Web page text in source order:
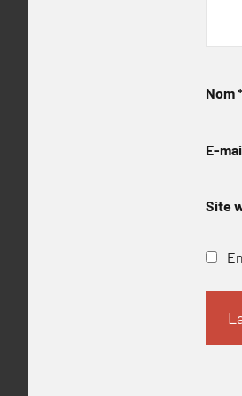
Nom*
E-
Site